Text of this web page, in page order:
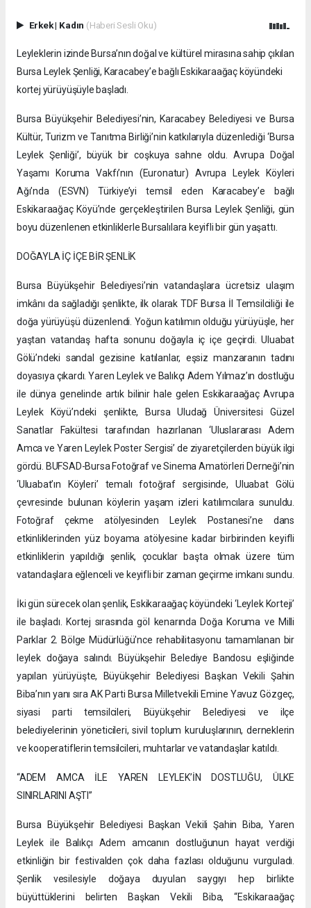
Erkek| Kadın (Haberi Sesli Oku)
Leyleklerin izinde Bursa’nın doğal ve kültürel mirasına sahip çıkılan
Bursa Leylek Şenliği, Karacabey’e bağlı Eskikaraağaç köyündeki
kortej yürüyüşüyle başladı.
Bursa Büyükşehir Belediyesi’nin, Karacabey Belediyesi ve Bursa
Kültür, Turizm ve Tanıtma Birliği’nin katkılarıyla düzenlediği ‘Bursa
Leylek Şenliği’, büyük bir coşkuya sahne oldu. Avrupa Doğal
Yaşamı Koruma Vakfı’nın (Euronatur) Avrupa Leylek Köyleri
Ağı’nda (ESVN) Türkiye’yi temsil eden Karacabey’e bağlı
Eskikaraağaç Köyü’nde gerçekleştirilen Bursa Leylek Şenliği, gün
boyu düzenlenen etkinliklerle Bursalılara keyifli bir gün yaşattı.
DOĞAYLA İÇ İÇE BİR ŞENLİK
Bursa Büyükşehir Belediyesi’nin vatandaşlara ücretsiz ulaşım
imkânı da sağladığı şenlikte, ilk olarak TDF Bursa İl Temsilciliği ile
doğa yürüyüşü düzenlendi. Yoğun katılımın olduğu yürüyüşle, her
yaştan vatandaş hafta sonunu doğayla iç içe geçirdi. Uluabat
Gölü’ndeki sandal gezisine katılanlar, eşsiz manzaranın tadını
doyasıya çıkardı. Yaren Leylek ve Balıkçı Adem Yılmaz’ın dostluğu
ile dünya genelinde artık bilinir hale gelen Eskikaraağaç Avrupa
Leylek Köyü’ndeki şenlikte, Bursa Uludağ Üniversitesi Güzel
Sanatlar Fakültesi tarafından hazırlanan ‘Uluslararası Adem
Amca ve Yaren Leylek Poster Sergisi’ de ziyaretçilerden büyük ilgi
gördü. BUFSAD-Bursa Fotoğraf ve Sinema Amatörleri Derneği’nin
‘Uluabat’ın Köyleri’ temalı fotoğraf sergisinde, Uluabat Gölü
çevresinde bulunan köylerin yaşam izleri katılımcılara sunuldu.
Fotoğraf çekme atölyesinden Leylek Postanesi’ne dans
etkinliklerinden yüz boyama atölyesine kadar birbirinden keyifli
etkinliklerin yapıldığı şenlik, çocuklar başta olmak üzere tüm
vatandaşlara eğlenceli ve keyifli bir zaman geçirme imkanı sundu.
İki gün sürecek olan şenlik, Eskikaraağaç köyündeki ‘Leylek Korteji’
ile başladı. Kortej sırasında göl kenarında Doğa Koruma ve Milli
Parklar 2. Bölge Müdürlüğü'nce rehabilitasyonu tamamlanan bir
leylek doğaya salındı. Büyükşehir Belediye Bandosu eşliğinde
yapılan yürüyüşte, Büyükşehir Belediyesi Başkan Vekili Şahin
Biba’nın yanı sıra AK Parti Bursa Milletvekili Emine Yavuz Gözgeç,
siyasi parti temsilcileri, Büyükşehir Belediyesi ve ilçe
belediyelerinin yöneticileri, sivil toplum kuruluşlarının, derneklerin
ve kooperatiflerin temsilcileri, muhtarlar ve vatandaşlar katıldı.
“ADEM AMCA İLE YAREN LEYLEK’İN DOSTLUĞU, ÜLKE
SINIRLARINI AŞTI”
Bursa Büyükşehir Belediyesi Başkan Vekili Şahin Biba, Yaren
Leylek ile Balıkçı Adem amcanın dostluğunun hayat verdiği
etkinliğin bir festivalden çok daha fazlası olduğunu vurguladı.
Şenlik vesilesiyle doğaya duyulan saygıyı hep birlikte
büyüttüklerini belirten Başkan Vekili Biba, “Eskikaraağaç